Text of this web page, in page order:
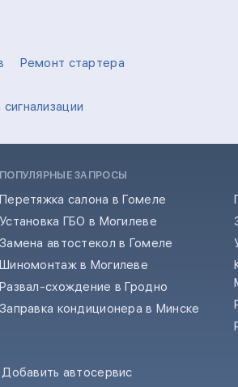
Ремонт стартера
сигнализации
ПОПУЛЯРНЫЕ ЗАПРОСЫ
Перетяжка салона в Гомеле
Установка ГБО в Могилеве
Замена автостекол в Гомеле
Шиномонтаж в Могилеве
Развал-схождение в Гродно
Заправка кондиционера в Минске
Добавить автосервис